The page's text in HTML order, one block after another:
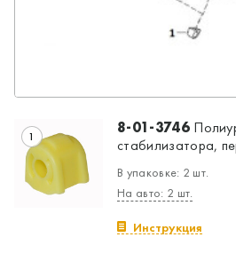
1 8-01-3746
стабилизатора,
В упаковке: 2 шт.
На авто: 2 шт.
Инструкция